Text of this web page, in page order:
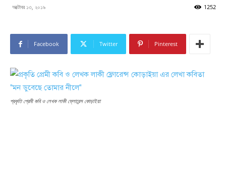
অক্টোবর ১৩, ২০১৯ 1252
Facebook Twitter Pinterest
প্রকৃতি প্রেমী কবি ও লেখক লাকী ফ্লোরেন্স কোড়াইয়া